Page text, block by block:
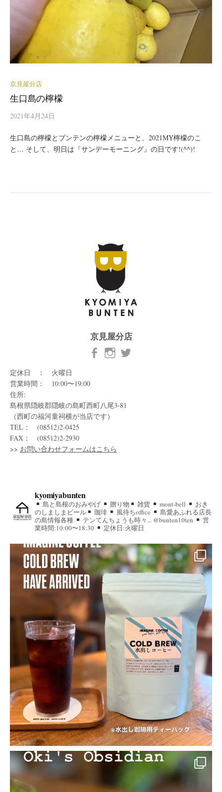
京見屋分店
生口島の檸檬
2021年4月24日
生口島の檸檬とブンテンの檸檬メニューと、2021MY檸檬のこ
と… そして、明日は『サンデーモーニング』の日です!(^^)!
京見屋分店
定休日 ： 火曜日
営業時間： 10:00〜19:00
住所:
島根県隠岐郡隠岐の島町西町八尾3-81
（西町の福河童祠横が当店です）
TEL： (08512)2-0425
FAX： (08512)2-2930
>> お問い合わせフォームはこちら
kyomiyabunten
島と島根のおみやげ 贈り物 雑貨 mont-bell
おき
のしましまビール
珈琲 風待ちoffice
島愛あふれる店長
の島情報各種
テンてんちょうも時々... @bunten10ten
営
業時間:10:00〜18:30
定休日:火曜日